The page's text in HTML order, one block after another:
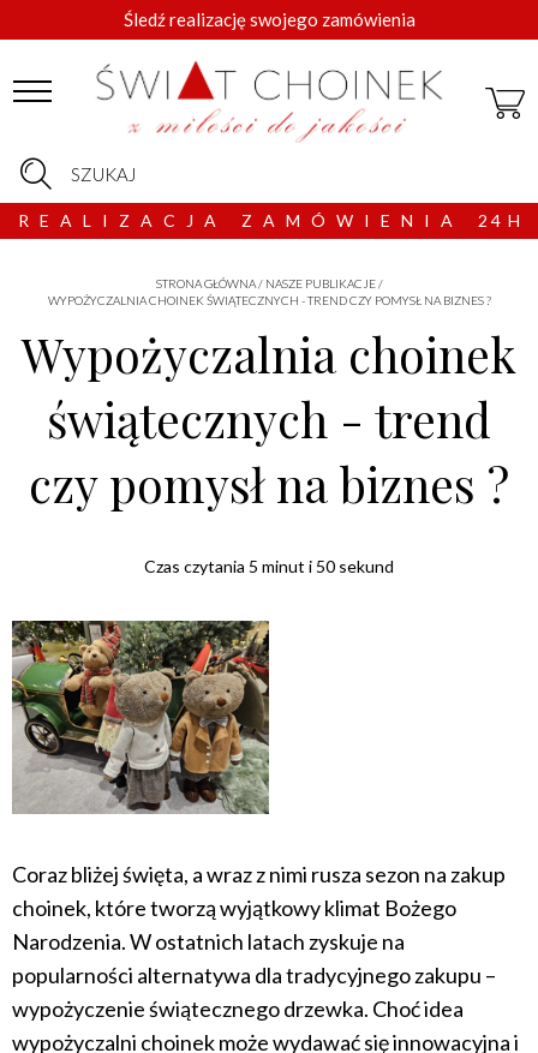
SZUKAJ
Śledź realizację swojego zamówienia
R E A L I Z A C J A Z A M Ó W I E N I A 2 4 H
STRONA GŁÓWNA/ NASZE PUBLIKACJE/
WYPOŻYCZALNIA CHOINEK ŚWIĄTECZNYCH - TREND CZY POMYSŁ NA BIZNES ?
Wypożyczalnia choinek
świątecznych - trend
czy pomysł na biznes ?
Czas czytania 5 minut i 50 sekund
Coraz bliżej święta, a wraz z nimi rusza sezon na zakup
choinek, które tworzą wyjątkowy klimat Bożego
Narodzenia. W ostatnich latach zyskuje na
popularności alternatywa dla tradycyjnego zakupu –
wypożyczenie świątecznego drzewka. Choć idea
wypożyczalni choinek może wydawać się innowacyjna i